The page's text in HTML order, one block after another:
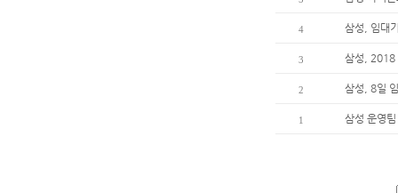
4 삼성, 임대
3 삼성, 2018
2 삼성, 8일
1 삼성 운영